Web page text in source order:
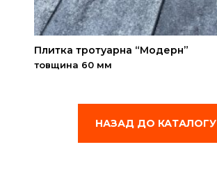
Плитка тротуарна “Модерн”
товщина 60 мм
НАЗАД ДО КАТАЛОГУ